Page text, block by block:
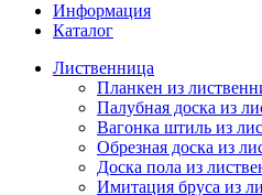
Информация
Каталог
Лиственница
Планкен из
Палубная доска из
Вагонка штиль из
Обрезная доска из
Доска пола из
Имитация бруса из